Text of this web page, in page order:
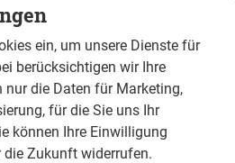
ein, um unsere Dienste für
berücksichtigen wir Ihre
die Daten für Marketing,
für die Sie uns Ihr
können Ihre Einwilligung
Zukunft widerrufen.